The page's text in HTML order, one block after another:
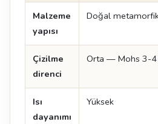
Malzeme
yapısı
Doğal
Çizilme
direnci
Orta — Mohs 3-4
Isı
dayanımı
Yüksek